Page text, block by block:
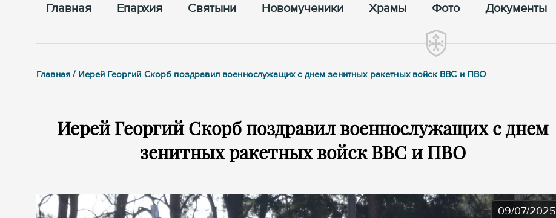
Главная Епархия Cвятыни Новомученики Храмы Фото Документы
Главная / Иерей Георгий Скорб поздравил военнослужащих с днем зенитных ракетных войск ВВС и ПВО
Иерей Георгий Скорб поздравил военнослужащих с днем
зенитных ракетных войск ВВС и ПВО
09/07/2025